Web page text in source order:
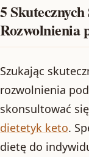
5
Rozwolnienia
Szukając
rozwolnienia
skonsultować
dietetyk keto.
dietę do